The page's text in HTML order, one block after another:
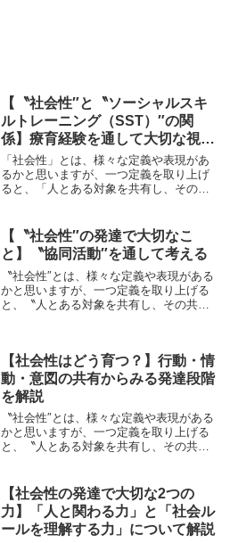
【〝社会性″と〝ソーシャルスキ
ルトレーニング（SST）″の関
係】療育経験を通して大切な視点
について考える
「社会性」とは、様々な定義や表現があ
るかと思いますが、一つ定義を取り上げ
ると、「人とある対象を共有し、その共
らで紹介しています：関連記事：
「【〝社会性″とは何か？】療育...
【〝社会性″の発達で大切なこ
と】〝協同活動″を通して考える
〝社会性″とは、様々な定義や表現がある
かと思いますが、一つ定義を取り上げる
と、〝人とある対象を共有し、その共有
会性″とは何か？】療...
【社会性はどう育つ？】行動・情
動・意図の共有からみる発達段階
を解説
〝社会性″とは、様々な定義や表現がある
かと思いますが、一つ定義を取り上げる
と、〝人とある対象を共有し、その共有
で紹介しています：関連記事：「【〝社
会性″とは何か？】療...
【社会性の発達で大切な2つの
力】「人と関わる力」と「社会ル
ールを理解する力」について解説